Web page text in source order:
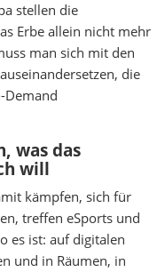
stellen die
Erbe allein nicht mehr
man sich mit den
die
Demand
was das
will
kämpfen, sich für
treffen eSports und
es ist: auf digitalen
und in Räumen, in